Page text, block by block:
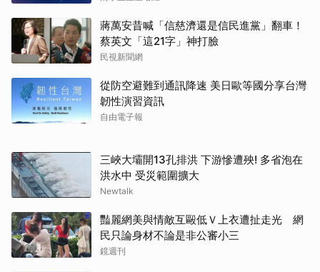
蔣萬安昔喊「信慈濟還是信民進黨」翻車！
蔡英文「這21字」神打臉
民視新聞網
從防空避難到通訊降速 美日歐等國分享台灣
韌性演習資訊
自由電子報
三峽大壩開13孔排洪 下游慘遭殃! 多省泡在
洪水中 受災範圍擴大
Newtalk
豔麗網美與情敵互毆低Ｖ上衣遭扯走光 網
民只論身材不論是非公審小三
鏡週刊